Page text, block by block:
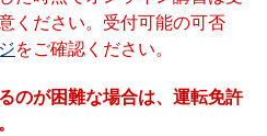
ください。受付可能の可否
をご確認ください。
のが困難な場合は、運転免許